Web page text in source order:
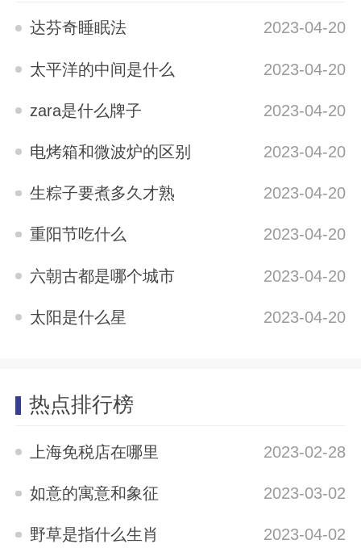
达芬奇睡眠法 2023-04-20
太平洋的中间是什么 2023-04-20
zara是什么牌子 2023-04-20
电烤箱和微波炉的区别 2023-04-20
生粽子要煮多久才熟 2023-04-20
重阳节吃什么 2023-04-20
六朝古都是哪个城市 2023-04-20
太阳是什么星 2023-04-20
热点排行榜
上海免税店在哪里 2023-02-28
如意的寓意和象征 2023-03-02
野草是指什么生肖 2023-04-02